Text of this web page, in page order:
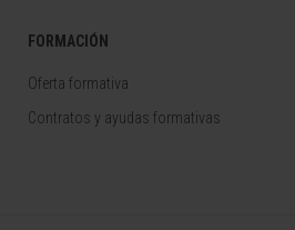
FORMACIÓN
Oferta formativa
Contratos y ayudas formativas